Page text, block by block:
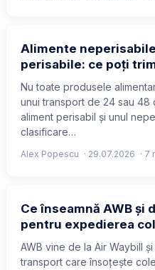
Alimente
perisabile: ce poți
Nu toate produsele
unui transport de 24 sau
aliment perisabil și unul
clasificare…
Alex Popescu · 29.07.2026 · 7
Ce înseamnă AWB și
pentru expedierea
AWB vine de la Air Waybill
transport care însoțește